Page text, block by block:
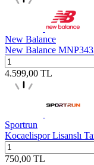
New Balance
New Balance
4.599,00 TL
Sportrun
Kocaelispor Lisanslı
750,00 TL